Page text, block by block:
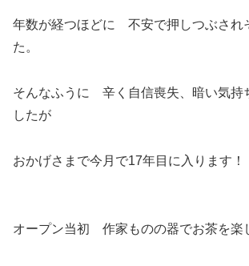
年数が経つほどに 不安で押しつぶされ
た。
そんなふうに 辛く自信喪失、暗い気持
したが
おかげさまで今月で17年目に入ります！
オープン当初 作家ものの器でお茶を楽